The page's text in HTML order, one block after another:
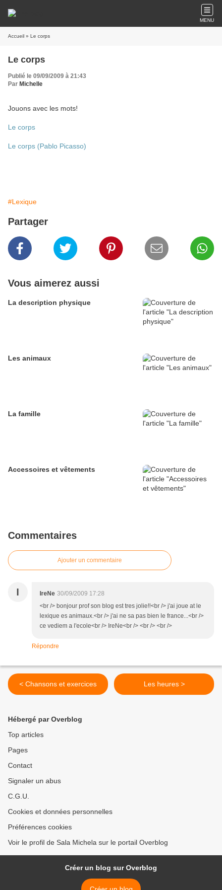
MENU
Accueil » Le corps
Le corps
Publié le 09/09/2009 à 21:43
Par Michelle
Jouons avec les mots!
Le corps
Le corps (Pablo Picasso)
#Lexique
Partager
Vous aimerez aussi
La description physique
Les animaux
La famille
Accessoires et vêtements
Commentaires
Ajouter un commentaire
I IreNe 30/09/2009 17:28
<br /> bonjour prof son blog est tres jolie!!<br /> j'ai joue at le
lexique es animaux.<br /> j'ai ne sa pas bien le france...<br />
ce vediem a l'ecole<br /> IreNe<br /> <br /> <br />
Répondre
< Chansons et exercices Les heures >
Hébergé par Overblog
Top articles
Pages
Contact
Signaler un abus
C.G.U.
Cookies et données personnelles
Préférences cookies
Voir le profil de Sala Michela sur le portail Overblog
Créer un blog sur Overblog